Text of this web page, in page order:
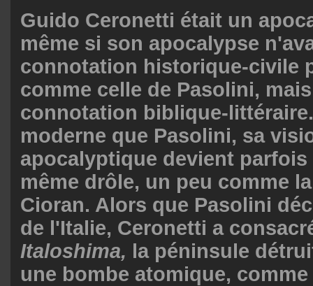
Guido Ceronetti était un
même si son apocalypse
connotation historique-civile
comme celle de Pasolini,
connotation biblique-
moderne que Pasolini, sa
apocalyptique devient
même drôle, un peu comme
Cioran. Alors que Pasolini
de l'Italie, Ceronetti a
Italoshima, la péninsule
une bombe atomique,